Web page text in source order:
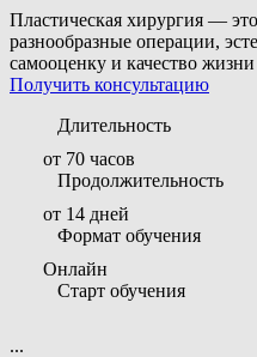
Пластическая хирургия —
разнообразные операции,
самооценку и качество
Получить консультацию
Длительность
от 70 часов
Продолжительность
от 14 дней
Формат обучения
Онлайн
Старт обучения
...